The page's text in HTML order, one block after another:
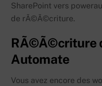
SharePoint vers
de rÃ©Ã©criture.
RÃ©Ã©criture
Automate
Vous avez encore des